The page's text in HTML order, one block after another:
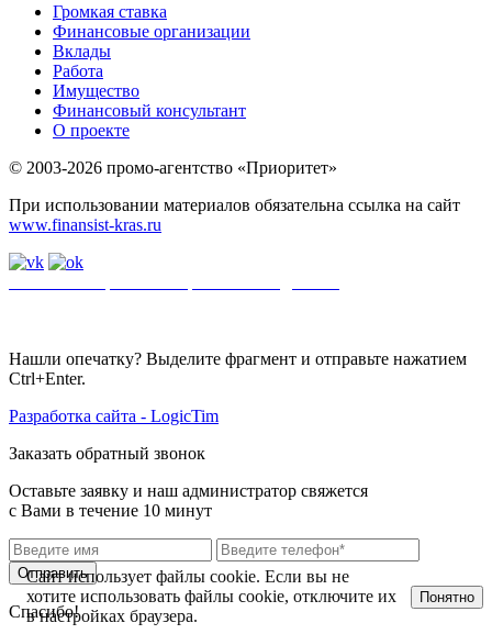
Громкая ставка
Финансовые организации
Вклады
Работа
Имущество
Финансовый консультант
О проекте
© 2003-2026 промо-агентство «Приоритет»
При использовании материалов обязательна ссылка на сайт
www.finansist-kras.ru
Нашли опечатку? Выделите фрагмент и отправьте нажатием
Ctrl+Enter.
Разработка сайта - LogicTim
Заказать обратный звонок
Оставьте заявку и наш администратор свяжется
с Вами в течение 10 минут
Отправить
Спасибо!
Сайт использует файлы cookie. Если вы не
хотите использовать файлы cookie, отключите их
в настройках браузера.
Понятно